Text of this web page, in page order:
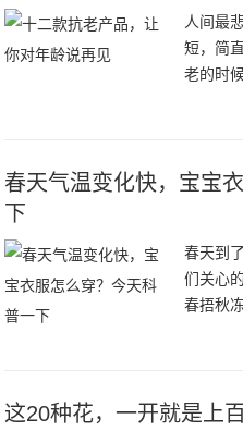
人间最
短，简
老的时
向下，
春天气温变化快，宝宝
下
春天到
们关心
春捂秋
知识：
这20种花，一开就是上